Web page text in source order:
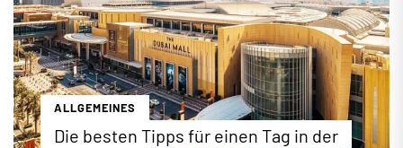
Entdeckungsreise durch das Viertel der
Superlative lernen Sie nicht nur berühmte
Sehenswürdigkeiten, sondern auch etliche
Geheimtipps kennen, die den Besuch des neuen
Stadtzentrums so einzigartig machen.
ALLGEMEINES
Die besten Tipps für einen Tag in der